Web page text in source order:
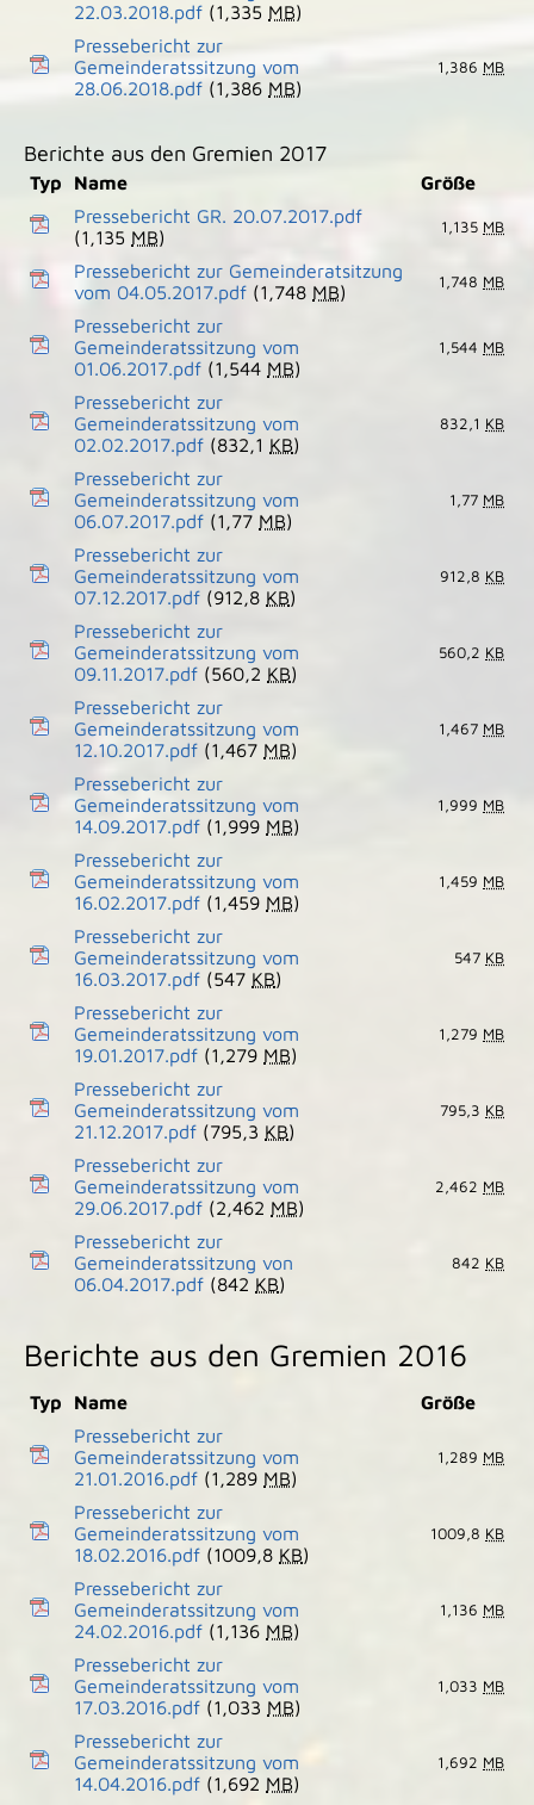
22.03.2018.pdf (1,335 MB)
Pressebericht zur
Gemeinderatssitzung vom
28.06.2018.pdf (1,386 MB)
1,386 MB
Berichte aus den Gremien 2017
Typ Name
Größe
Pressebericht GR. 20.07.2017.pdf
(1,135 MB) 1,135 MB
Pressebericht zur Gemeinderatsitzung
vom 04.05.2017.pdf (1,748 MB) 1,748 MB
Pressebericht zur
Gemeinderatssitzung vom
01.06.2017.pdf (1,544 MB)
1,544 MB
Pressebericht zur
Gemeinderatssitzung vom
02.02.2017.pdf (832,1 KB)
832,1 KB
Pressebericht zur
Gemeinderatssitzung vom
06.07.2017.pdf (1,77 MB)
1,77 MB
Pressebericht zur
Gemeinderatssitzung vom
07.12.2017.pdf (912,8 KB)
912,8 KB
Pressebericht zur
Gemeinderatssitzung vom
09.11.2017.pdf (560,2 KB)
560,2 KB
Pressebericht zur
Gemeinderatssitzung vom
12.10.2017.pdf (1,467 MB)
1,467 MB
Pressebericht zur
Gemeinderatssitzung vom
14.09.2017.pdf (1,999 MB)
1,999 MB
Pressebericht zur
Gemeinderatssitzung vom
16.02.2017.pdf (1,459 MB)
1,459 MB
Pressebericht zur
Gemeinderatssitzung vom
16.03.2017.pdf (547 KB)
547 KB
Pressebericht zur
Gemeinderatssitzung vom
19.01.2017.pdf (1,279 MB)
1,279 MB
Pressebericht zur
Gemeinderatssitzung vom
21.12.2017.pdf (795,3 KB)
795,3 KB
Pressebericht zur
Gemeinderatssitzung vom
29.06.2017.pdf (2,462 MB)
2,462 MB
Pressebericht zur
Gemeinderatssitzung von
06.04.2017.pdf (842 KB)
842 KB
Berichte aus den Gremien 2016
Typ Name
Größe
Pressebericht zur
Gemeinderatssitzung vom
21.01.2016.pdf (1,289 MB)
1,289 MB
Pressebericht zur
Gemeinderatssitzung vom
18.02.2016.pdf (1009,8 KB)
1009,8 KB
Pressebericht zur
Gemeinderatssitzung vom
24.02.2016.pdf (1,136 MB)
1,136 MB
Pressebericht zur
Gemeinderatssitzung vom
17.03.2016.pdf (1,033 MB)
1,033 MB
Pressebericht zur
Gemeinderatssitzung vom
14.04.2016.pdf (1,692 MB)
1,692 MB